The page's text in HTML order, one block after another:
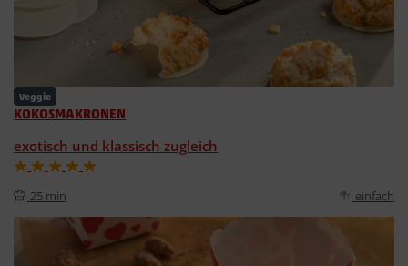
Veggie
KOKOSMAKRONEN
exotisch und klassisch zugleich
25 min einfach